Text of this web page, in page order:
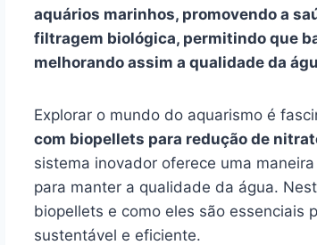
aquários marinhos, promovendo a
filtragem biológica, permitindo que
melhorando assim a qualidade da
Explorar o mundo do aquarismo é
com biopellets para redução de
sistema inovador oferece uma
para manter a qualidade da água.
biopellets e como eles são essenciais
sustentável e eficiente.